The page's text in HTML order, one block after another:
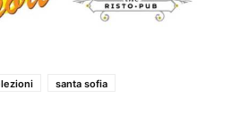
santa sofia